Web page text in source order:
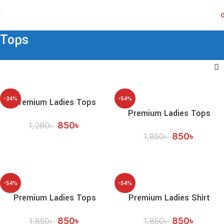
Tops
-34%Premium Ladies Tops
1,290৳ 850৳
-54%
Premium Ladies Tops
1,850৳ 850৳
-54%
Premium Ladies Tops
1,850৳ 850৳
-54%
Premium Ladies Shirt
1,850৳ 850৳